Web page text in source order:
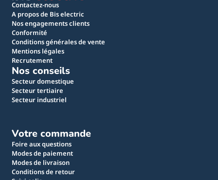
Contactez-nous
A propos de Bis electric
Nos engagements clients
Conformité
Conditions générales de vente
Mentions légales
Recrutement
Nos conseils
Secteur domestique
Secteur tertiaire
Secteur industriel
Votre commande
Foire aux questions
Modes de paiement
Modes de livraison
Conditions de retour